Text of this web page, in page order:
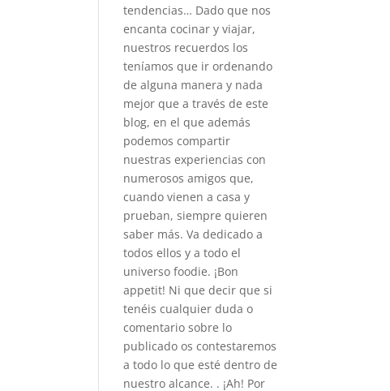
tendencias… Dado que nos
encanta cocinar y viajar,
nuestros recuerdos los
teníamos que ir ordenando
de alguna manera y nada
mejor que a través de este
blog, en el que además
podemos compartir
nuestras experiencias con
numerosos amigos que,
cuando vienen a casa y
prueban, siempre quieren
saber más. Va dedicado a
todos ellos y a todo el
universo foodie. ¡Bon
appetit! Ni que decir que si
tenéis cualquier duda o
comentario sobre lo
publicado os contestaremos
a todo lo que esté dentro de
nuestro alcance. . ¡Ah! Por